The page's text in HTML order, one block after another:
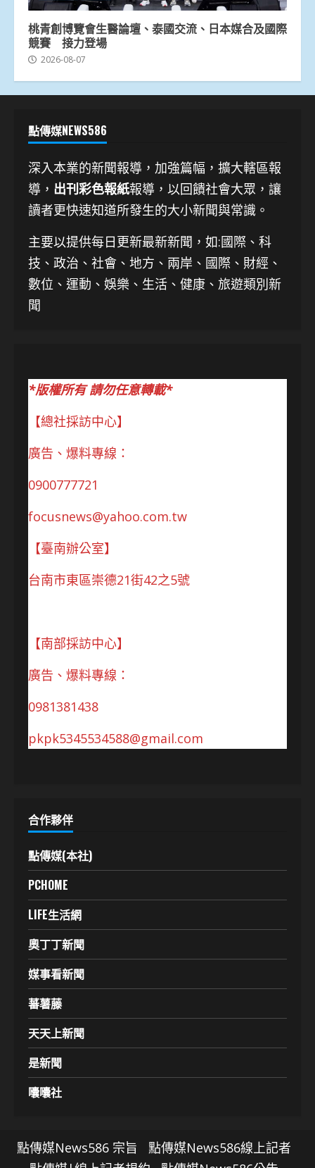
桃青創博覽會生醫論壇、泰國交流、日本媒合及國際
競賽 接力登場
2026-08-07
點傳媒NEWS586
深入本業的新聞報導，加強篇幅，擴大轄區報
導， 出刊彩色報紙報導，以回饋社會大眾，讓
讀者更快速知道所發生的大小新聞與常識。
主要以提供每日更新最新新聞 ，如:國際、科
技、 政治、社會、地方、兩岸、國際、財經、
數位、運動、娛樂、生活、健康、旅遊類別新
聞
*版權所有 請勿任意轉載*
【總社採訪中心】
廣告、爆料專線：
0900777721
focusnews@yahoo.com.tw
【臺南辦公室】
台南市東區崇德21街42之5號
【南部採訪中心】
廣告、爆料專線：
0981381438
pkpk5345534588@gmail.com
合作夥伴
點傳媒(本社)
PCHOME
LIFE生活網
奧丁丁新聞
媒事看新聞
蕃薯藤
天天上新聞
是新聞
囔囔社
點傳媒News586 宗旨
點傳媒News586線上記者